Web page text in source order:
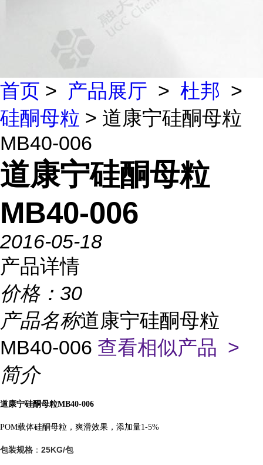
首页 > 产品展厅 > 杜邦 >
硅酮母粒 > 道康宁硅酮母粒
MB40-006
道康宁硅酮母粒
MB40-006
2016-05-18
产品详情
价格： 30
产品名称道康宁硅酮母粒
MB40-006 查看相似产品 >
简介
道康宁硅酮母粒MB40-006
POM载体硅酮母粒，爽滑效果，添加量1-5%
包装规格 ： 25KG/包